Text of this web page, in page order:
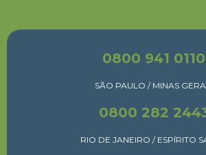
0800 941 0110
SÃO PAULO / MINAS
0800 282
RIO DE JANEIRO / ESPÍRITO